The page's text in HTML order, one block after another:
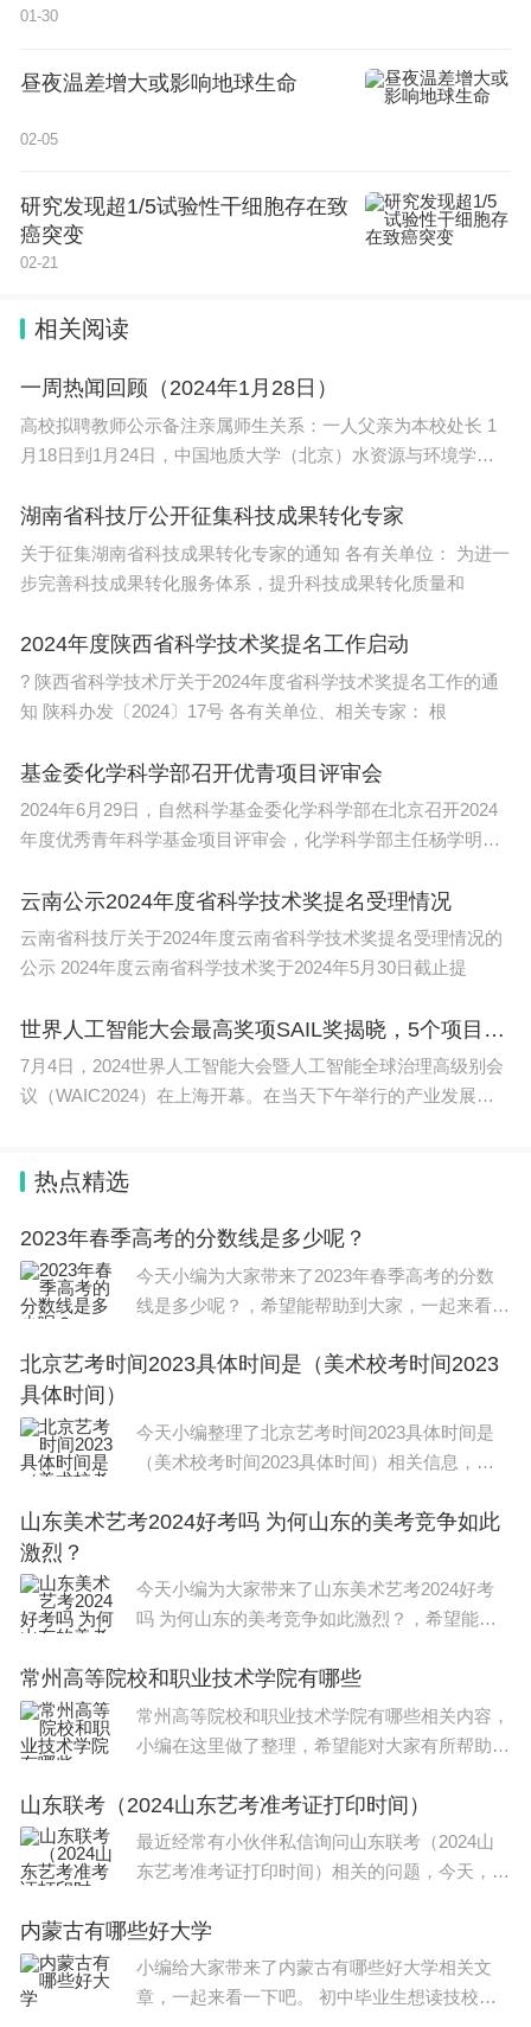
考研政治考哪几门课程？考研政治考试涉及多门课程
的内容，包括马克思主义基本原理概论、中国近现代
史纲要、思想道德修养与法律基础、形势与政策以及
英语阅读与写作能力测试等。考生需要全面掌握这些
平，才能在考研政治中取得优异成绩。
发布于：河南省
01-30
昼夜温差增大或影响地球生命
02-05
研究发现超1/5试验性干细胞存在致
癌突变
02-21
相关阅读
一周热闻回顾（2024年1月28日）
高校拟聘教师公示备注亲属师生关系：一人父亲为本校处长 1
月18日到1月24日，中国地质大学（北京）水资源与环境学院
湖南省科技厅公开征集科技成果转化专家
关于征集湖南省科技成果转化专家的通知 各有关单位： 为进一
步完善科技成果转化服务体系，提升科技成果转化质量和
2024年度陕西省科学技术奖提名工作启动
? 陕西省科学技术厅关于2024年度省科学技术奖提名工作的通
知 陕科办发〔2024〕17号 各有关单位、相关专家： 根
基金委化学科学部召开优青项目评审会
2024年6月29日，自然科学基金委化学科学部在北京召开2024
年度优秀青年科学基金项目评审会，化学科学部主任杨学明院
云南公示2024年度省科学技术奖提名受理情况
云南省科技厅关于2024年度云南省科学技术奖提名受理情况的
公示 2024年度云南省科学技术奖于2024年5月30日截止提
世界人工智能大会最高奖项SAIL奖揭晓，5个项目（个人）获奖
7月4日，2024世界人工智能大会暨人工智能全球治理高级别会
议（WAIC2024）在上海开幕。在当天下午举行的产业发展主
热点精选
2023年春季高考的分数线是多少呢？
今天小编为大家带来了2023年春季高考的分数
线是多少呢？，希望能帮助到大家，一起来看看
术类)：本科540分;高职150分。 普通类(管理服
北京艺考时间2023具体时间是（美术校考时间2023
具体时间）
今天小编整理了北京艺考时间2023具体时间是
（美术校考时间2023具体时间）相关信息，希
艺术统考具体时间是2022年12月到2023年1月，
山东美术艺考2024好考吗 为何山东的美考竞争如此
激烈？
今天小编为大家带来了山东美术艺考2024好考
吗 为何山东的美考竞争如此激烈？，希望能帮
艺考最新政策如下： 除经教育部批准的部分独
立设置本科艺术院
常州高等院校和职业技术学院有哪些
常州高等院校和职业技术学院有哪些相关内容，
小编在这里做了整理，希望能对大家有所帮助，
一起来了解一下吧！ 常州市拥有多所高等院校
和职业技术学院，下面为
山东联考（2024山东艺考准考证打印时间）
最近经常有小伙伴私信询问山东联考（2024山
东艺考准考证打印时间）相关的问题，今天，小
山东联考：2024届山东美术联考12月17日开
考！ 一、联考
内蒙古有哪些好大学
小编给大家带来了内蒙古有哪些好大学相关文
章，一起来看一下吧。 初中毕业生想读技校有